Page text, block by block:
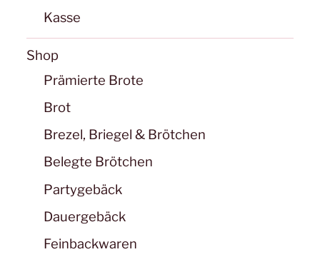
Kasse
Shop
Prämierte Brote
Brot
Brezel, Briegel & Brötchen
Belegte Brötchen
Partygebäck
Dauergebäck
Feinbackwaren